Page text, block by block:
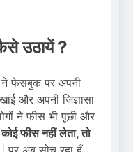
उठायें ?
ने फेसबुक पर अपनी
और अपनी जिज्ञासा
ने फीस भी पूछी और
फीस नहीं लेता, तो